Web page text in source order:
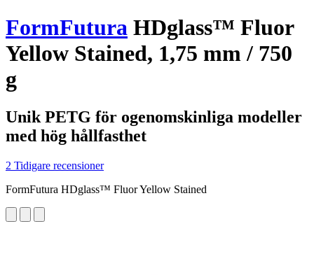
FormFutura HDglass™ Fluor
Yellow Stained, 1,75 mm / 750
g
Unik PETG för ogenomskinliga modeller
med hög hållfasthet
2 Tidigare recensioner
FormFutura HDglass™ Fluor Yellow Stained